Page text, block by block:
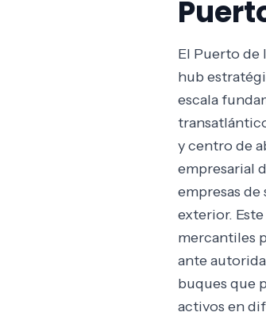
El Puerto de
hub
escala
y centro de
empresarial
empresas
exterior.
mercantiles
ante
buques que
activos en